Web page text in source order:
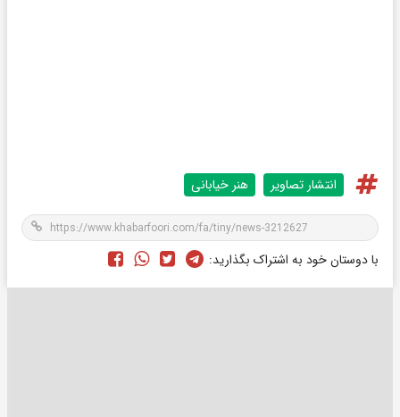
انتشار تصاویر هنر خیابانی
با دوستان خود به اشتراک بگذارید: